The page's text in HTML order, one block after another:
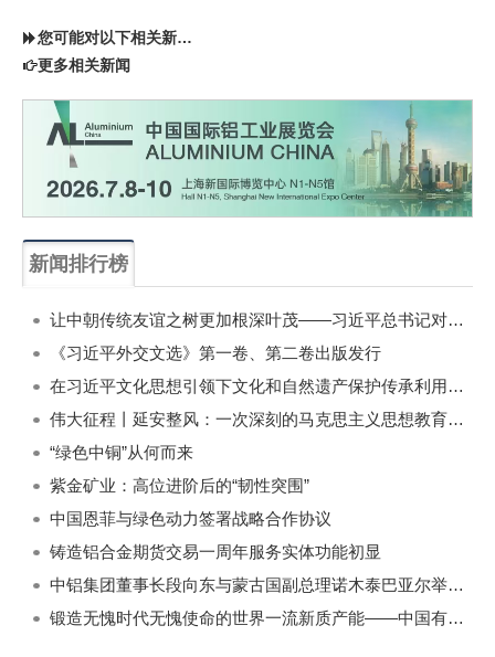
您可能对以下相关新闻同样感兴趣
更多相关新闻
新闻排行榜
让中朝传统友谊之树更加根深叶茂——习近平总书记对朝鲜进行国事访问纪实
《习近平外交文选》第一卷、第二卷出版发行
在习近平文化思想引领下文化和自然遗产保护传承利用工作开创新局面
伟大征程丨延安整风：一次深刻的马克思主义思想教育运动
“绿色中铜”从何而来
紫金矿业：高位进阶后的“韧性突围”
中国恩菲与绿色动力签署战略合作协议
铸造铝合金期货交易一周年服务实体功能初显
中铝集团董事长段向东与蒙古国副总理诺木泰巴亚尔举行会谈
锻造无愧时代无愧使命的世界一流新质产能——中国有色金属工业的战略应对与破局之道（二）